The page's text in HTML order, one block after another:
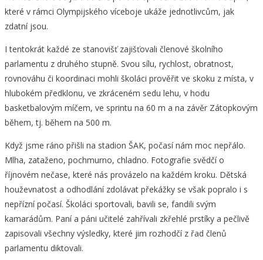
které v rámci Olympijského víceboje ukáže jednotlivcům, jak
zdatní jsou.
I tentokrát každé ze stanovišť zajišťovali členové školního
parlamentu z druhého stupně. Svou sílu, rychlost, obratnost,
rovnováhu či koordinaci mohli školáci prověřit ve skoku z místa, v
hlubokém předklonu, ve zkráceném sedu lehu, v hodu
basketbalovým míčem, ve sprintu na 60 m a na závěr Zátopkovým
během, tj. během na 500 m.
Když jsme ráno přišli na stadion ŠAK, počasí nám moc nepřálo.
Mlha, zataženo, pochmurno, chladno. Fotografie svědčí o
říjnovém nečase, které nás provázelo na každém kroku. Dětská
houževnatost a odhodlání zdolávat překážky se však popralo i s
nepřízní počasí. Školáci sportovali, bavili se, fandili svým
kamarádům. Paní a páni učitelé zahřívali zkřehlé prstíky a pečlivě
zapisovali všechny výsledky, které jim rozhodčí z řad členů
parlamentu diktovali.